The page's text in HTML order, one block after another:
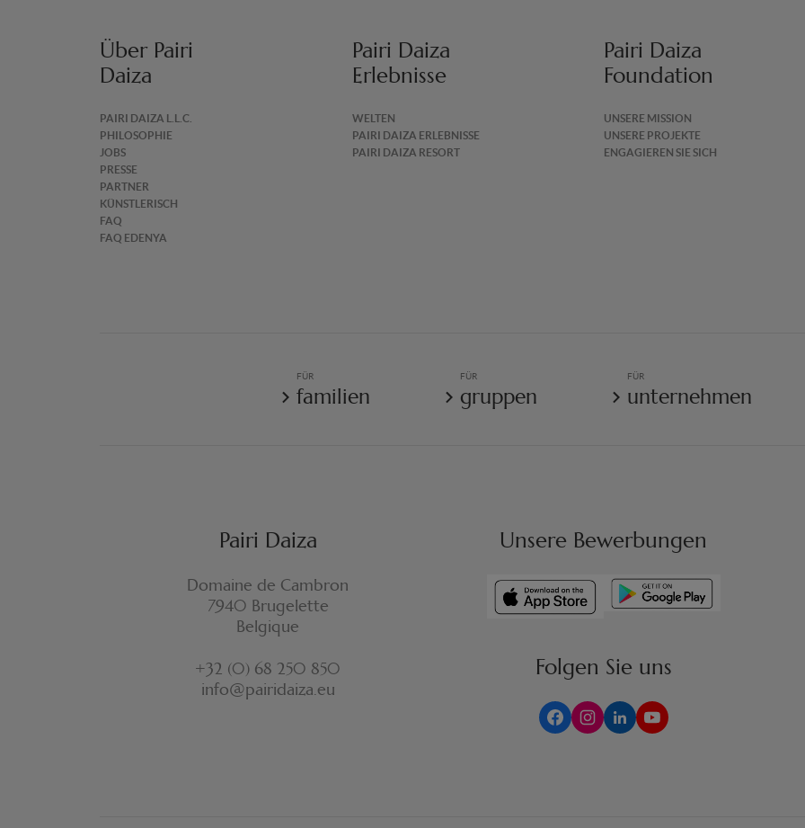
Über Pairi
Daiza
PAIRI DAIZA L.L.C.
PHILOSOPHIE
JOBS
PRESSE
PARTNER
KÜNSTLERISCH
FAQ
FAQ EDENYA
Pairi Daiza
Erlebnisse
WELTEN
PAIRI DAIZA ERLEBNISSE
PAIRI DAIZA RESORT
Pairi Daiza
Foundation
UNSERE MISSION
UNSERE PROJEKTE
ENGAGIEREN SIE SICH
FÜR
familien
FÜR
gruppen
FÜR
unternehmen
Pairi Daiza
Domaine de Cambron
7940 Brugelette
Belgique
+32 (0) 68 250 850
info@pairidaiza.eu
Unsere Bewerbungen
Folgen Sie uns